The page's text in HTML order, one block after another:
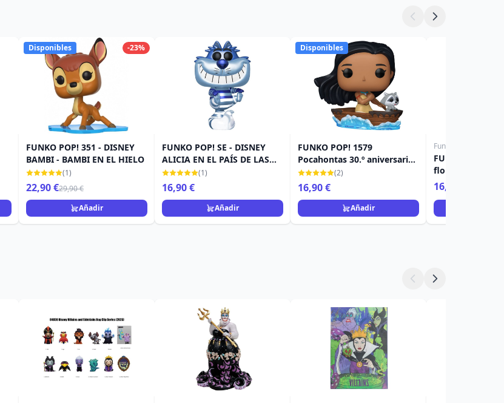
-23%
Disponibles
FUNKO POP! 351 - DISNEY
BAMBI - BAMBI EN EL HIELO
(1)
22,90 €29,90 €
Añadir
FUNKO POP! SE - DISNEY
ALICIA EN EL PAÍS DE LAS
MARAVILLAS - GATO DE
CHESHIRE
(1)
16,90 €
Añadir
Disponibles
FUNKO POP! 1579
Pocahontas 30.º aniversario -
Disney
(2)
16,90 €
Añadir
Funko POP!
FUNKO POP!
flor - Disney
25.º
16,90 €